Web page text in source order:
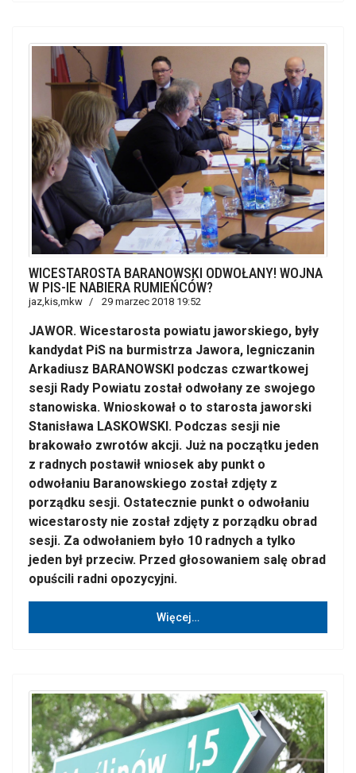
WICESTAROSTA BARANOWSKI ODWOŁANY! WOJNA
W PIS-IE NABIERA RUMIEŃCÓW?
jaz,kis,mkw 29 marzec 2018 19:52
JAWOR. Wicestarosta powiatu jaworskiego, były
kandydat PiS na burmistrza Jawora, legniczanin
Arkadiusz BARANOWSKI podczas czwartkowej
sesji Rady Powiatu został odwołany ze swojego
stanowiska. Wnioskował o to starosta jaworski
Stanisława LASKOWSKI. Podczas sesji nie
brakowało zwrotów akcji. Już na początku jeden
z radnych postawił wniosek aby punkt o
odwołaniu Baranowskiego został zdjęty z
porządku sesji. Ostatecznie punkt o odwołaniu
wicestarosty nie został zdjęty z porządku obrad
sesji. Za odwołaniem było 10 radnych a tylko
jeden był przeciw. Przed głosowaniem salę obrad
opuścili radni opozycyjni.
Więcej…